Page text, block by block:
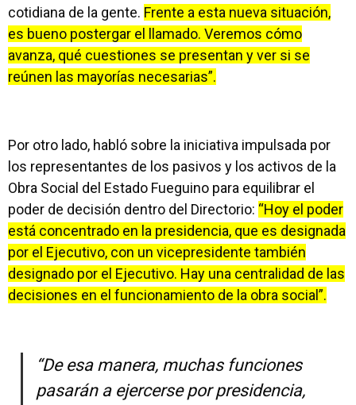
cotidiana de la gente. Frente a esta nueva situación,
es bueno postergar el llamado. Veremos cómo
avanza, qué cuestiones se presentan y ver si se
reúnen las mayorías necesarias”.
Por otro lado, habló sobre la iniciativa impulsada por
los representantes de los pasivos y los activos de la
Obra Social del Estado Fueguino para equilibrar el
poder de decisión dentro del Directorio: “Hoy el poder
está concentrado en la presidencia, que es designada
por el Ejecutivo, con un vicepresidente también
designado por el Ejecutivo. Hay una centralidad de las
decisiones en el funcionamiento de la obra social”.
“De esa manera, muchas funciones
pasarán a ejercerse por presidencia,